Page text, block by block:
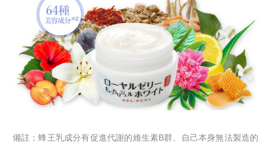
備註：蜂王乳成分有促進代謝的維生素B群、自己本身無法製造的